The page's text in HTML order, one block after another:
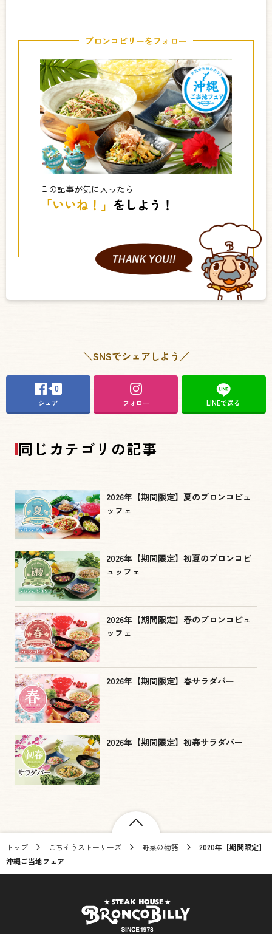
ブロンコビリーをフォロー
この記事が気に入ったら
「いいね！」 をしよう！
＼SNSでシェアしよう／
0
シェア フォロー LINEで送る
同じカテゴリの記事
2026年【期間限定】夏のブロンコビュ
ッフェ
2026年【期間限定】初夏のブロンコビ
ュッフェ
2026年【期間限定】春のブロンコビュ
ッフェ
2026年【期間限定】春サラダバー
2026年【期間限定】初春サラダバー
トップ ごちそうストーリーズ 野菜の物語
2020年【期間限定】
沖縄ご当地フェア